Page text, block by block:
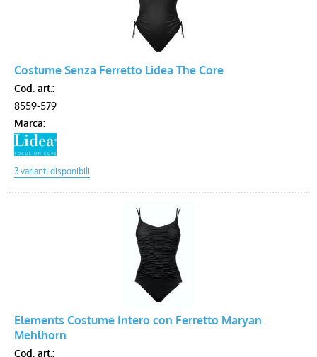
Costume Senza Ferretto Lidea The Core
Cod. art.:
8559-579
Marca:
Elements Costume Intero con Ferretto Maryan
Mehlhorn
Cod. art.: